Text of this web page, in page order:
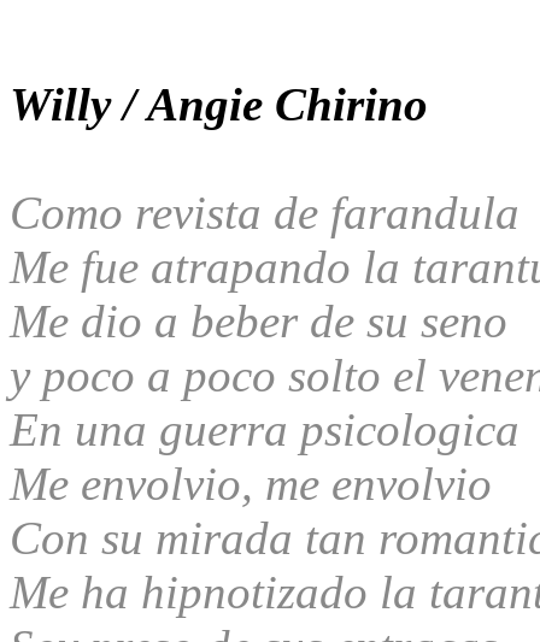
Willy / Angie Chirino
Como revista de farandula
Me fue atrapando la
Me dio a beber de su seno
y poco a poco solto el
En una guerra psicologica
Me envolvio, me envolvio
Con su mirada tan
Me ha hipnotizado la